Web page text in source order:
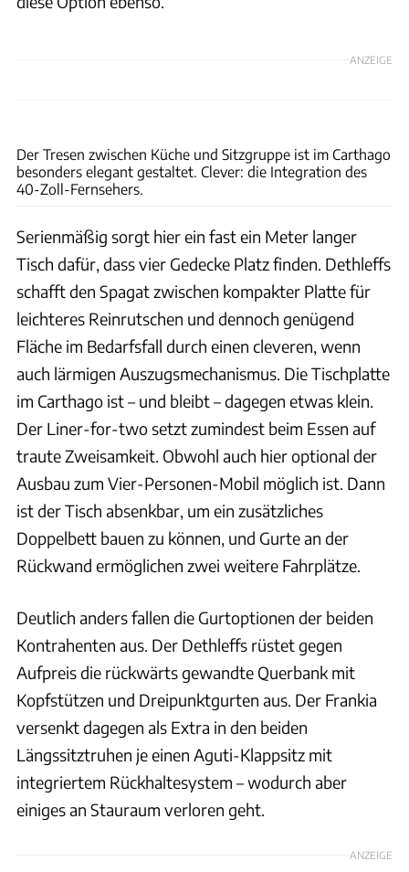
ANZEIGE
Der Tresen zwischen Küche und Sitzgruppe ist im Carthago
besonders elegant gestaltet. Clever: die Integration des
40-Zoll-Fernsehers.
Serienmäßig sorgt hier ein fast ein Meter langer
Tisch dafür, dass vier Gedecke Platz finden. Dethleffs
schafft den Spagat zwischen kompakter Platte für
leichteres Reinrutschen und dennoch genügend
Fläche im Bedarfsfall durch einen cleveren, wenn
auch lärmigen Auszugsmechanismus. Die Tischplatte
im Carthago ist – und bleibt – dagegen etwas klein.
Der Liner-for-two setzt zumindest beim Essen auf
traute Zweisamkeit. Obwohl auch hier optional der
Ausbau zum Vier-Personen-Mobil möglich ist. Dann
ist der Tisch absenkbar, um ein zusätzliches
Doppelbett bauen zu können, und Gurte an der
Rückwand ermöglichen zwei weitere Fahrplätze.
Deutlich anders fallen die Gurtoptionen der beiden
Kontrahenten aus. Der Dethleffs rüstet gegen
Aufpreis die rückwärts gewandte Querbank mit
Kopfstützen und Dreipunktgurten aus. Der Frankia
versenkt dagegen als Extra in den beiden
Längssitztruhen je einen Aguti-Klappsitz mit
integriertem Rückhaltesystem – wodurch aber
einiges an Stauraum verloren geht.
ANZEIGE